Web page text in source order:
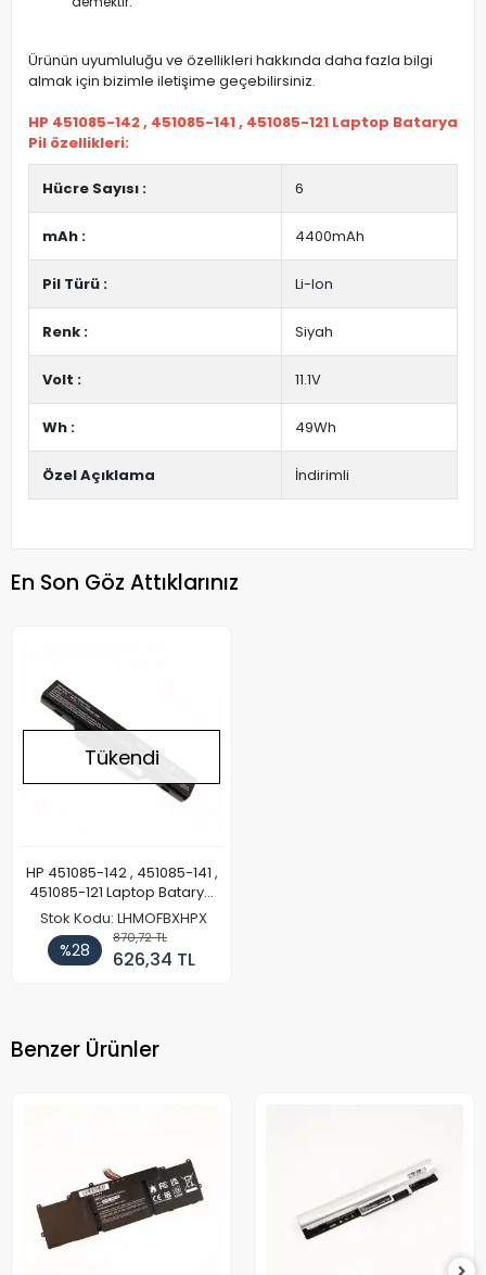
Ürünün uyumluluğu ve özellikleri hakkında daha fazla bilgi
almak için bizimle iletişime geçebilirsiniz.
HP 451085-142 , 451085-141 , 451085-121 Laptop Batarya
Pil özellikleri:
Hücre Sayısı : 6
mAh : 4400mAh
Pil Türü : Li-Ion
Renk : Siyah
Volt : 11.1V
Wh : 49Wh
Özel Açıklama İndirimli
En Son Göz Attıklarınız
Tükendi
HP 451085-142 , 451085-141 ,
451085-121 Laptop Batarya
Pil
Stok Kodu: LHMOFBXHPX
%28
870,72 TL
626,34 TL
Benzer Ürünler